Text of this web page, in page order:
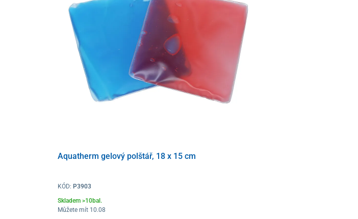
Aquatherm gelový polštář, 18 x 15 cm
KÓD: P3903
Skladem >10bal.
Můžete mít 10.08